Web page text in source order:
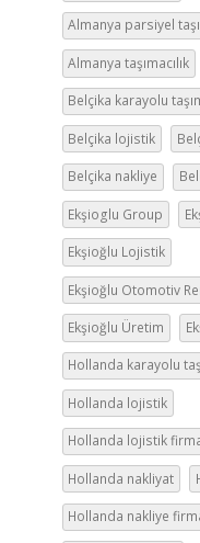
Almanya parsiyel
Almanya taşımacılık
Belçika karayolu
Belçika lojistik
Belçika nakliye
Ekşioglu Group
Ekşioğlu Lojistik
Ekşioğlu Otomotiv
Ekşioğlu Üretim
Hollanda karayolu
Hollanda lojistik
Hollanda lojistik
Hollanda nakliyat
Hollanda nakliye